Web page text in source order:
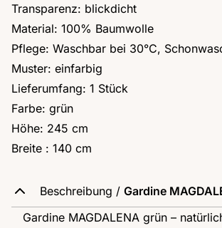
Transparenz: blickdicht
Material: 100% Baumwolle
Pflege: Waschbar bei 30°C,
Muster: einfarbig
Lieferumfang: 1 Stück
Farbe: grün
Höhe: 245 cm
Breite : 140 cm
Beschreibung / Gardine
Gardine MAGDALENA grün –